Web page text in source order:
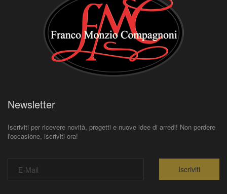
Newsletter
Iscriviti per ricevere novità, progetti e nuove idee di arredi! Non perdere
l'occasione, iscriviti ora!
Iscriviti